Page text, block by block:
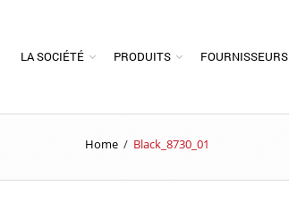
LA SOCIÉTÉ PRODUITS FOURNISSEURS
Home / Black_8730_01